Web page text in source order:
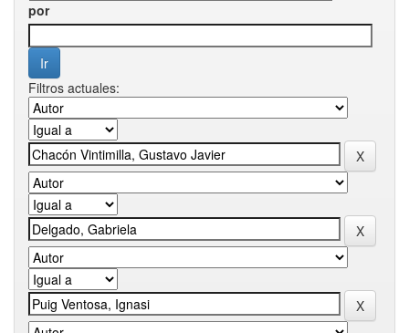
por
Filtros actuales: